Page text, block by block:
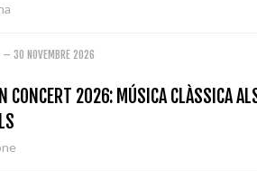
30 NOVEMBRE 2026
CONCERT 2026: MÚSICA CLÀSSICA